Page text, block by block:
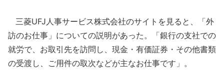
三菱UFJ人事サービス株式会社のサイトを見ると、「外
訪のお仕事」についての説明があった。「銀行の支社での
就労で、お取引先を訪問し、現金・有価証券・その他書類
の受渡し、ご用件の取次などが主なお仕事です」。